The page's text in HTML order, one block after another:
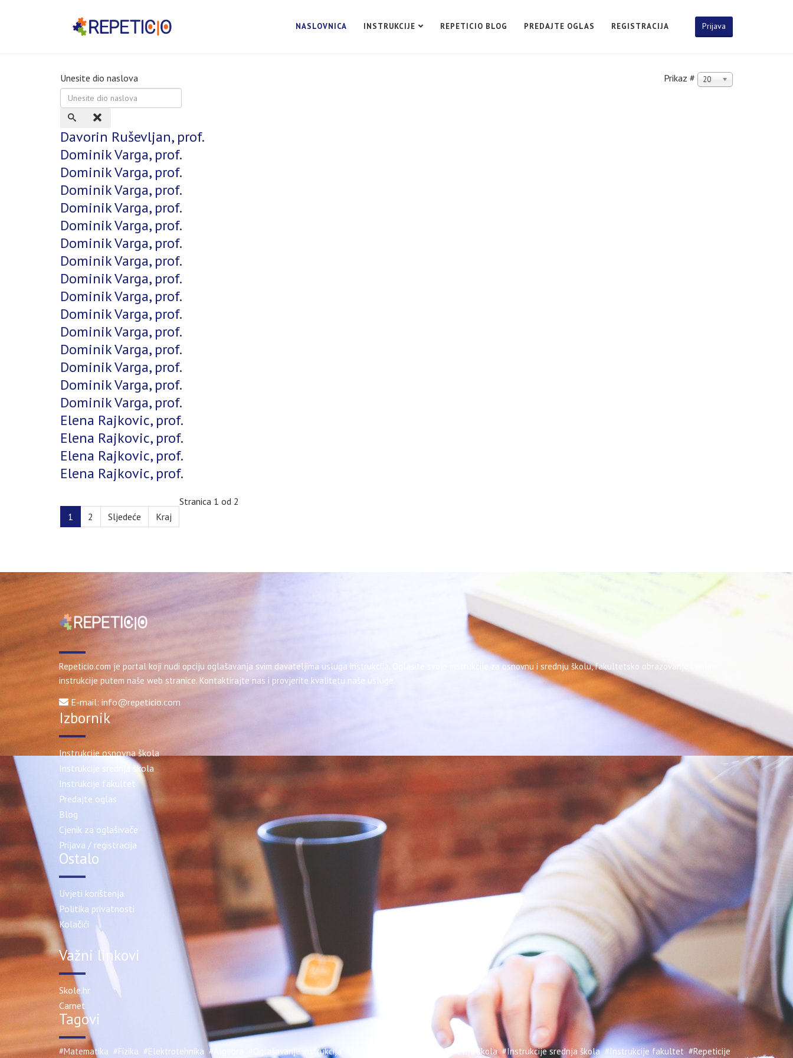
Prijava
NASLOVNICA INSTRUKCIJE REPETICIO BLOG PREDAJTE OGLAS REGISTRACIJA
Unesite dio naslova Prikaz # 20
Davorin Ruševljan, prof.
Dominik Varga, prof.
Dominik Varga, prof.
Dominik Varga, prof.
Dominik Varga, prof.
Dominik Varga, prof.
Dominik Varga, prof.
Dominik Varga, prof.
Dominik Varga, prof.
Dominik Varga, prof.
Dominik Varga, prof.
Dominik Varga, prof.
Dominik Varga, prof.
Dominik Varga, prof.
Dominik Varga, prof.
Dominik Varga, prof.
Elena Rajkovic, prof.
Elena Rajkovic, prof.
Elena Rajkovic, prof.
Elena Rajkovic, prof.
Stranica 1 od 2
1
2 Sljedeće Kraj
Repeticio.com je portal koji nudi opciju oglašavanja svim davateljima usluga instrukcija. Oglasite svoje instrukcije za osnovnu i srednju školu, fakultetsko obrazovanje i online
instrukcije putem naše web stranice. Kontaktirajte nas i provjerite kvalitetu naše usluge.
E-mail: info@repeticio.com
Izbornik
Instrukcije osnovna škola
Instrukcije srednja škola
Instrukcije fakultet
Predajte oglas
Blog
Cjenik za oglašivače
Prijava / registracija
Ostalo
Uvjeti korištenja
Politika privatnosti
Kolačići
Važni linkovi
Skole.hr
Carnet
Tagovi
#Matematika #Fizika #Elektrotehnika #Algebra #Oglašavanje instrukcija #Instrukcije osnovna škola #Instrukcije srednja škola #Instrukcije fakultet #Repeticije